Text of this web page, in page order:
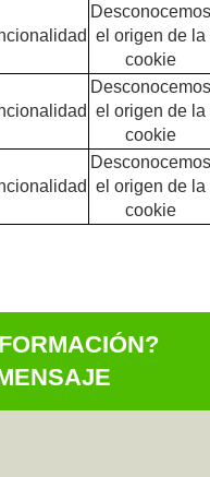
Desconocemos
el origen de la
cookie
Desconocemos
el origen de la
cookie
Desconocemos
el origen de la
cookie